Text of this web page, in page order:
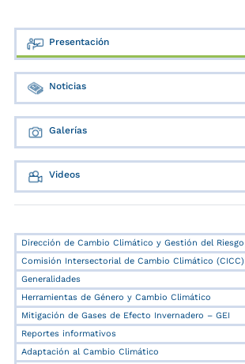
Presentación
Noticias
Galerías
Videos
Dirección de Cambio Climático y Gestión del Riesgo
Comisión Intersectorial de Cambio Climático (CICC)
Generalidades
Herramientas de Género y Cambio Climático
Mitigación de Gases de Efecto Invernadero – GEI
Reportes informativos
Adaptación al Cambio Climático